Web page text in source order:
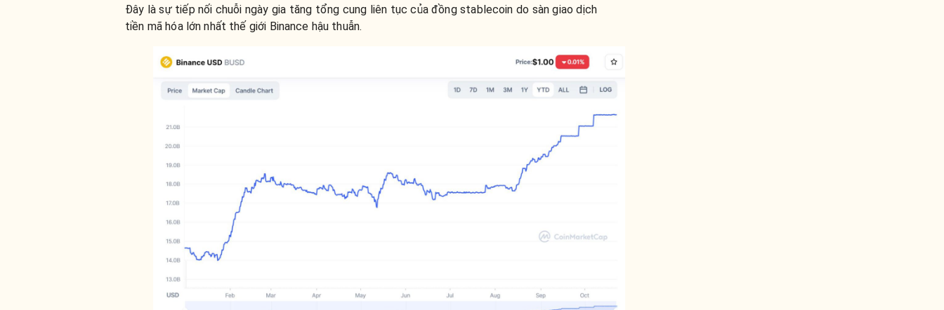
Đây là sự tiếp nối chuỗi ngày gia tăng tổng cung liên tục của đồng stablecoin do sàn giao dịch
tiền mã hóa lớn nhất thế giới Binance hậu thuẫn.